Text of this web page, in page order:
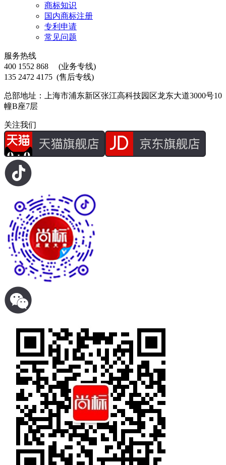
商标知识
国内商标注册
专利申请
常见问题
服务热线
400 1552 868
(业务专线)
135 2472 4175 (售后专线)
总部地址：上海市浦东新区张江高科技园区龙东大道3000号10
幢B座7层
关注我们